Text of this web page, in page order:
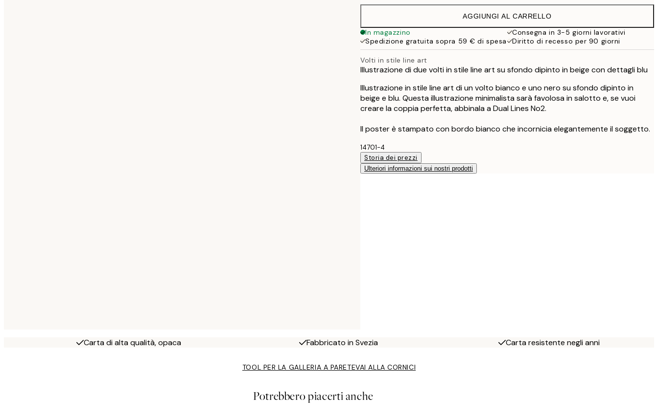
21,95 €
38 €
AGGIUNGI AL CARRELLO
In magazzino
Consegna in 3-5 giorni lavorativi
Spedizione gratuita sopra 59 € di spesa
Diritto di recesso per 90 giorni
Volti in stile line art
Illustrazione di due volti in stile line art su sfondo dipinto in beige con dettagli blu
Illustrazione in stile line art di un volto bianco e uno nero su sfondo dipinto in
beige e blu. Questa illustrazione minimalista sarà favolosa in salotto e, se vuoi
creare la coppia perfetta, abbinala a Dual Lines No2.
Il poster è stampato con bordo bianco che incornicia elegantemente il soggetto.
14701-4
Storia dei prezzi
Ulteriori informazioni sui nostri prodotti
Carta di alta qualità, opaca Fabbricato in Svezia Carta resistente negli anni
TOOL PER LA GALLERIA A PARETEVAI ALLA CORNICI
Potrebbero piacerti anche